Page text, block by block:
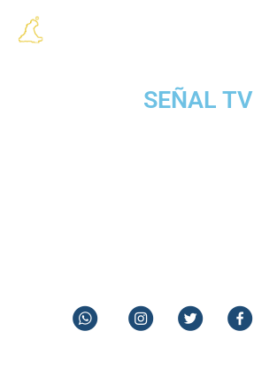
SEÑAL TV
w l t f